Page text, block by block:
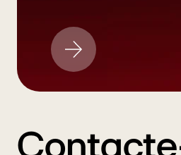
LG
Update